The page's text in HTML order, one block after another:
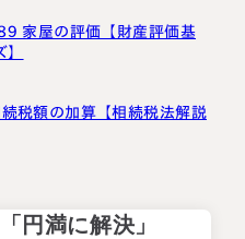
家屋の評価【財産評価基
税額の加算【相続税法解説
円満に解決」